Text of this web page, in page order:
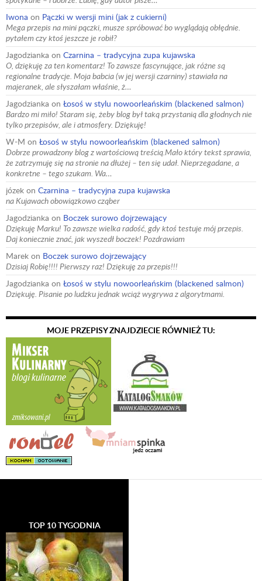
Iwona on Pączki w wersji mini (jak z cukierni)
Mega przepis na mini pączki, musze spróbować bo wyglądają obłędnie.
pytałem czy ktoś jeszcze je robił?
Jagodzianka on Czarnina – tradycyjna zupa kujawska
O, dziękuję za ten komentarz! To zawsze fascynujące, jak różne są
regionalne tradycje. Moja babcia (w jej wersji czarniny) stawiała na
majeranek, ale słyszałam właśnie, ż…
Jagodzianka on Łosoś w stylu nowoorleańskim (blackened salmon)
Bardzo mi miło! Staram się, żeby blog był taką przystanią dla głodnych nie
tylko przepisów, ale i atmosfery. Dziękuję!
W-M on Łosoś w stylu nowoorleańskim (blackened salmon)
Dobrze prowadzony blog z wartościową treścią.Mało który tekst sprawia,
że zatrzymuję się na stronie na dłużej – ten się udał. Nieprzegadane, a
konkretne – tego szukam. Wa…
józek on Czarnina – tradycyjna zupa kujawska
na Kujawach obowiązkowo cząber
Jagodzianka on Boczek surowo dojrzewający
Dziękuję Marku! To zawsze wielka radość, gdy ktoś testuje mój przepis.
Daj koniecznie znać, jak wyszedł boczek! Pozdrawiam
Marek on Boczek surowo dojrzewający
Dzisiaj Robię!!!! Pierwszy raz! Dziękuję za przepis!!!
Jagodzianka on Łosoś w stylu nowoorleańskim (blackened salmon)
Dziękuję. Pisanie po ludzku jednak wciąż wygrywa z algorytmami.
MOJE PRZEPISY ZNAJDZIECIE RÓWNIEŻ TU:
TOP 10 TYGODNIA